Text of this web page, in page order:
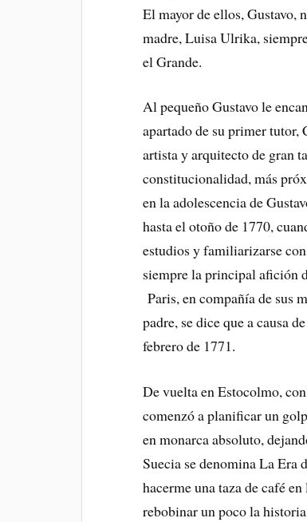
El mayor de ellos, Gustavo,
madre, Luisa Ulrika,
el Grande.
Al pequeño Gustavo le
apartado de su primer tutor,
artista y arquitecto de gran
constitucionalidad, más
en la adolescencia de
hasta el otoño de 1770,
estudios y familiarizarse
siempre la principal afición
Paris, en compañía de sus
padre, se dice que a causa
febrero de 1771.
De vuelta en Estocolmo,
comenzó a planificar un
en monarca absoluto,
Suecia se denomina La
hacerme una taza de café
rebobinar un poco la